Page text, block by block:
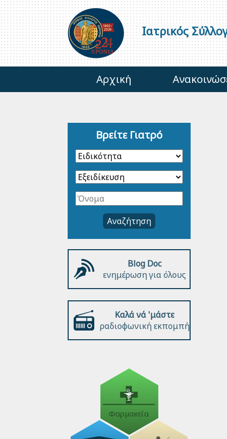
Ιατρικός
Αρχική
Βρείτε Γιατρό
Αναζήτηση
Blog Doc
ενημέρωση για όλους
Καλά νά 'μάστε
ραδιοφωνική εκπομπή
Φαρμακεία